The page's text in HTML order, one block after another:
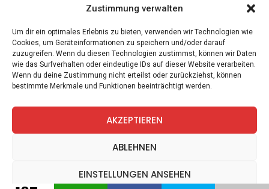
Zustimmung verwalten
Um dir ein optimales Erlebnis zu bieten, verwenden wir Technologien wie
Cookies, um Geräteinformationen zu speichern und/oder darauf
zuzugreifen. Wenn du diesen Technologien zustimmst, können wir Daten
wie das Surfverhalten oder eindeutige IDs auf dieser Website verarbeiten.
Wenn du deine Zustimmung nicht erteilst oder zurückziehst, können
bestimmte Merkmale und Funktionen beeinträchtigt werden.
AKZEPTIEREN
ABLEHNEN
EINSTELLUNGEN ANSEHEN
"Abonnieren" akzeptierst Du unsere
Datenschutzerklärung.
twitter